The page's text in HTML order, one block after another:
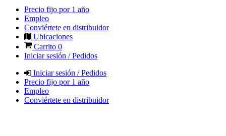
Precio fijo por 1 año
Empleo
Conviértete en distribuidor
Ubicaciones
Carrito 0
Iniciar sesión / Pedidos
Iniciar sesión / Pedidos
Precio fijo por 1 año
Empleo
Conviértete en distribuidor